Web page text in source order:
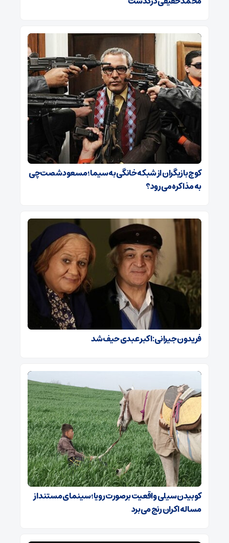
کوچ بازیگران از شبکه خانگی به سیما؛ مسعود شصت‌چی
به مذاکره می‌رود؟
فریدون جیرانی: اکبر عبدی حیف شد
کوبیدن سیلی واقعیت برصورت رویا؛ سینمای مستند از
مساله اکران رنج می‌برد